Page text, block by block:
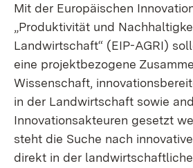
Mit der Europäischen
„Produktivität und
Landwirtschaft“ (EIP-AGRI)
eine projektbezogene
Wissenschaft,
in der Landwirtschaft sowie
Innovationsakteuren gesetzt
steht die Suche nach
direkt in der